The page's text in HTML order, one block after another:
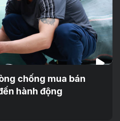
chống mua bán
hành động